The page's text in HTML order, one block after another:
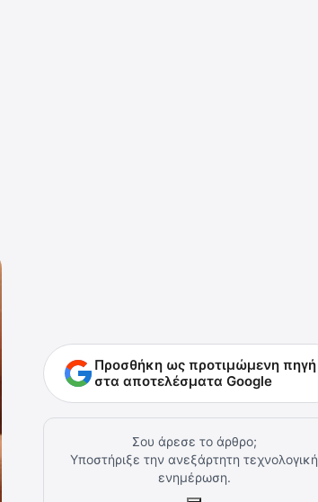
Προσθήκη ως προτιμώμενη πηγή
στα αποτελέσματα Google
Σου άρεσε το άρθρο;
Υποστήριξε την ανεξάρτητη τεχνολογική
ενημέρωση.